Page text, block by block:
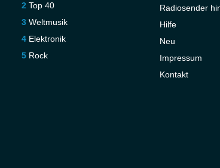
Top 40
Weltmusik
Elektronik
Rock
Radiosender
Hilfe
Neu
Impressum
Kontakt